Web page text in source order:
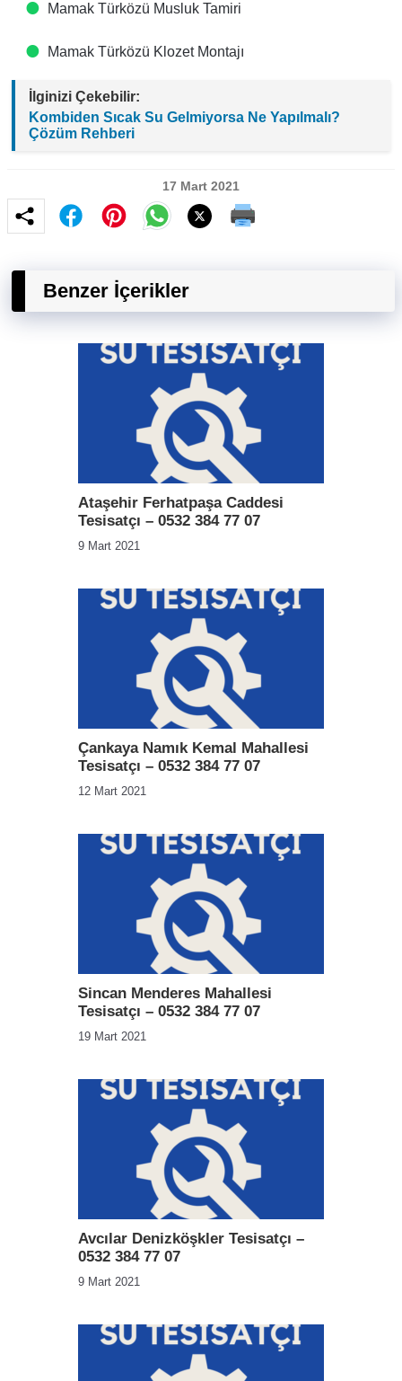
Mamak Türközü Musluk Tamiri
Mamak Türközü Klozet Montajı
İlginizi Çekebilir:
Kombiden Sıcak Su Gelmiyorsa Ne Yapılmalı?
Çözüm Rehberi
17 Mart 2021
Benzer İçerikler
Ataşehir Ferhatpaşa Caddesi
Tesisatçı – 0532 384 77 07
9 Mart 2021
Çankaya Namık Kemal Mahallesi
Tesisatçı – 0532 384 77 07
12 Mart 2021
Sincan Menderes Mahallesi
Tesisatçı – 0532 384 77 07
19 Mart 2021
Avcılar Denizköşkler Tesisatçı –
0532 384 77 07
9 Mart 2021